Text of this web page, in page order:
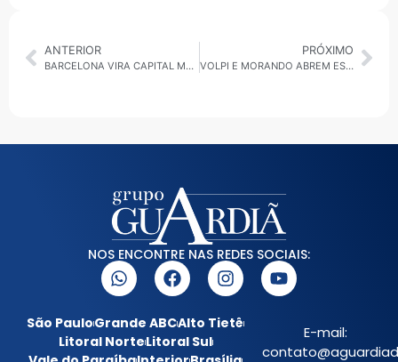
ANTERIOR
BARCELONA VIRA CAPITAL MUNDIAL DA TECNOLOGIA: MWC 2026 REVELA O FUTURO DA CONECTIVIDADE GLOBAL
PRÓXIMO
VOLPI E MORANDO ABREM ESCRITÓRIO POLÍTICO EM RIBEIRÃO PIRES E MOVIMENTAM BASTIDORES DA ELEIÇÃO NO ABC
NOS ENCONTRE NAS REDES SOCIAIS:
São PauloGrande ABCAlto Tietê
Litoral NorteLitoral Sul
E-mail: